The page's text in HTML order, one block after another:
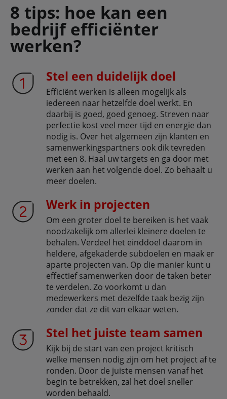
8 tips: hoe kan een
bedrijf efficiënter
werken?
Stel een duidelijk doel
Efficiënt werken is alleen mogelijk als
iedereen naar hetzelfde doel werkt. En
daarbij is goed, goed genoeg. Streven naar
perfectie kost veel meer tijd en energie dan
nodig is. Over het algemeen zijn klanten en
samenwerkingspartners ook dik tevreden
met een 8. Haal uw targets en ga door met
werken aan het volgende doel. Zo behaalt u
meer doelen.
Werk in projecten
Om een groter doel te bereiken is het vaak
noodzakelijk om allerlei kleinere doelen te
behalen. Verdeel het einddoel daarom in
heldere, afgekaderde subdoelen en maak er
aparte projecten van. Op die manier kunt u
effectief samenwerken door de taken beter
te verdelen. Zo voorkomt u dan
medewerkers met dezelfde taak bezig zijn
zonder dat ze dit van elkaar weten.
Stel het juiste team samen
Kijk bij de start van een project kritisch
welke mensen nodig zijn om het project af te
ronden. Door de juiste mensen vanaf het
begin te betrekken, zal het doel sneller
worden behaald.